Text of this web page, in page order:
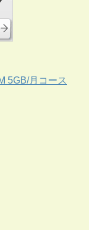
5GB/月コース